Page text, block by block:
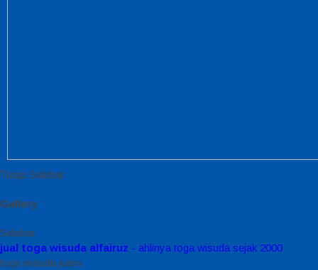
Tutup Sidebar
Gallery
Sidebar
jual toga wisuda alfairuz - ahlinya toga wisuda sejak 2000
toga wisuda juara